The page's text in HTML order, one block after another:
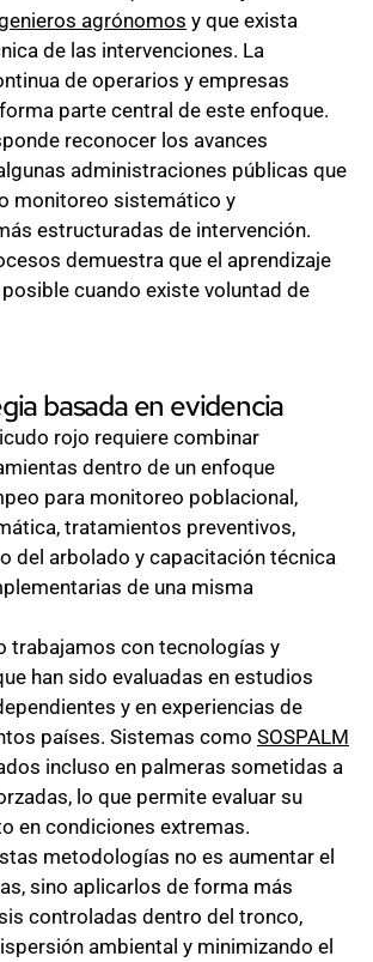
agrónomos y que exista
de las intervenciones. La
de operarios y empresas
parte central de este enfoque.
reconocer los avances
administraciones públicas que
monitoreo sistemático y
estructuradas de intervención.
demuestra que el aprendizaje
cuando existe voluntad de
basada en evidencia
rojo requiere combinar
dentro de un enfoque
para monitoreo poblacional,
tratamientos preventivos,
del arbolado y capacitación técnica
de una misma
trabajamos con tecnologías y
han sido evaluadas en estudios
y en experiencias de
países. Sistemas como SOSPALM
incluso en palmeras sometidas a
lo que permite evaluar su
en condiciones extremas.
metodologías no es aumentar el
sino aplicarlos de forma más
controladas dentro del tronco,
ambiental y minimizando el